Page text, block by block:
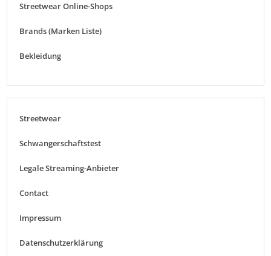
Streetwear Online-Shops
Brands (Marken Liste)
Bekleidung
Streetwear
Schwangerschaftstest
Legale Streaming-Anbieter
Contact
Impressum
Datenschutzerklärung